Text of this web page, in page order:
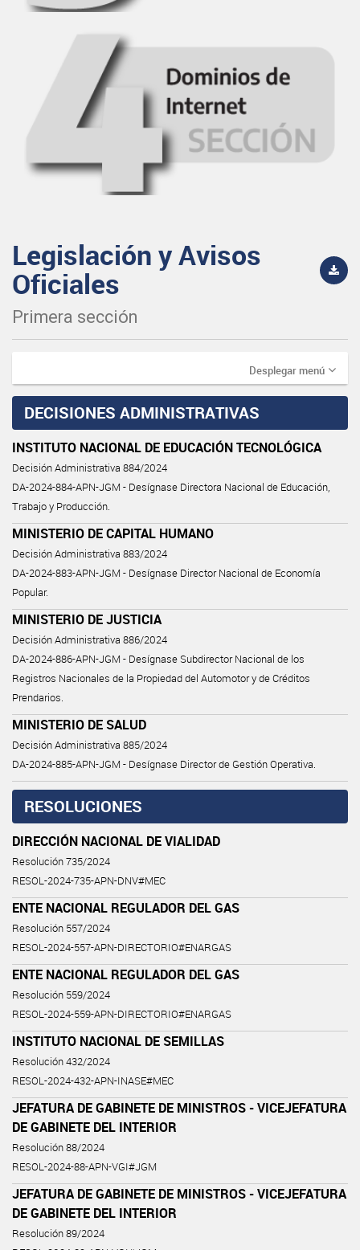
Legislación y Avisos
Oficiales
Primera sección
Desplegar menú
DECISIONES ADMINISTRATIVAS
INSTITUTO NACIONAL DE EDUCACIÓN TECNOLÓGICA
Decisión Administrativa 884/2024
DA-2024-884-APN-JGM - Desígnase Directora Nacional de Educación,
Trabajo y Producción.
MINISTERIO DE CAPITAL HUMANO
Decisión Administrativa 883/2024
DA-2024-883-APN-JGM - Desígnase Director Nacional de Economía
Popular.
MINISTERIO DE JUSTICIA
Decisión Administrativa 886/2024
DA-2024-886-APN-JGM - Desígnase Subdirector Nacional de los
Registros Nacionales de la Propiedad del Automotor y de Créditos
Prendarios.
MINISTERIO DE SALUD
Decisión Administrativa 885/2024
DA-2024-885-APN-JGM - Desígnase Director de Gestión Operativa.
RESOLUCIONES
DIRECCIÓN NACIONAL DE VIALIDAD
Resolución 735/2024
RESOL-2024-735-APN-DNV#MEC
ENTE NACIONAL REGULADOR DEL GAS
Resolución 557/2024
RESOL-2024-557-APN-DIRECTORIO#ENARGAS
ENTE NACIONAL REGULADOR DEL GAS
Resolución 559/2024
RESOL-2024-559-APN-DIRECTORIO#ENARGAS
INSTITUTO NACIONAL DE SEMILLAS
Resolución 432/2024
RESOL-2024-432-APN-INASE#MEC
JEFATURA DE GABINETE DE MINISTROS - VICEJEFATURA
DE GABINETE DEL INTERIOR
Resolución 88/2024
RESOL-2024-88-APN-VGI#JGM
JEFATURA DE GABINETE DE MINISTROS - VICEJEFATURA
DE GABINETE DEL INTERIOR
Resolución 89/2024